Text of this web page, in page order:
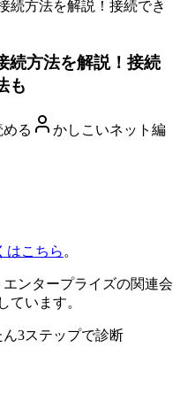
続方法を解説！接続でき
続方法を解説！接続
も
る
かしこいネット編
はこちら。
ンタープライズの関連会
ています。
ん3ステップで診断